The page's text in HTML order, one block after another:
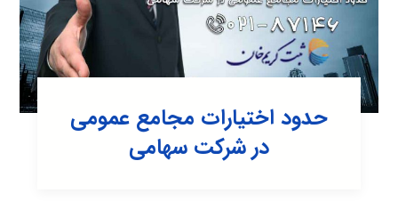
حدود اختیارات مجامع عمومی
در شرکت سهامی